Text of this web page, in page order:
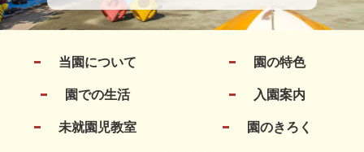
当園について 園の特色
園での生活 入園案内
未就園児教室 園のきろく